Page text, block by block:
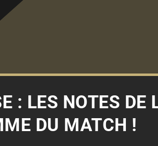
: LES NOTES DE
DU MATCH !